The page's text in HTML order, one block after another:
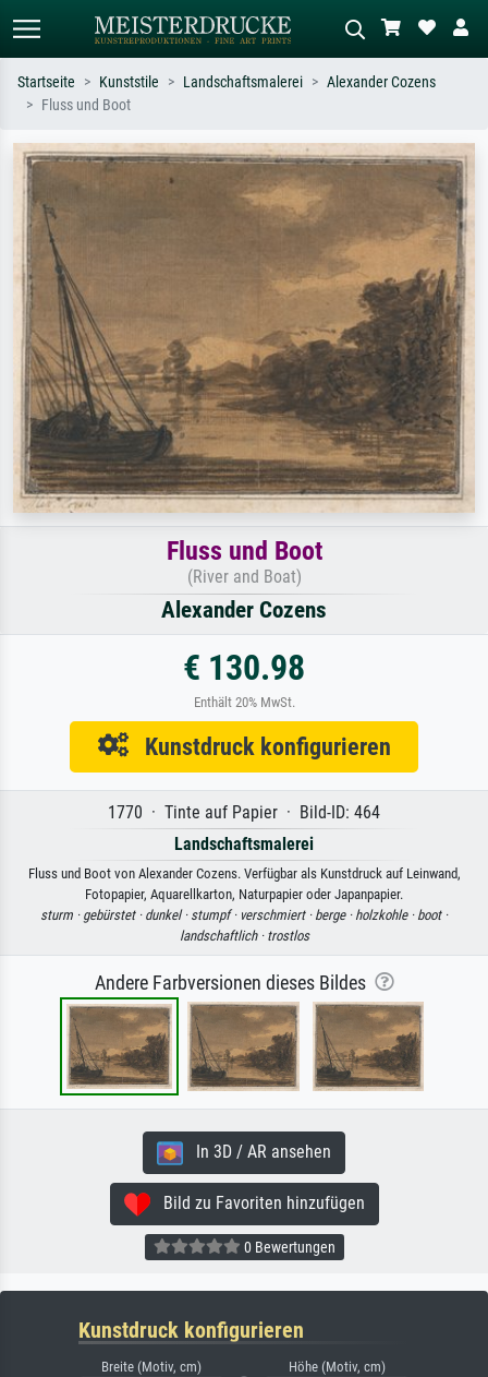
Suchen Sie nach Künstlern, Werktiteln
oder Stilen – z.B. Monet,
Sternennacht, Impressionismus, Welle
Beschreiben Sie die Szene – z.B. Grüne
Wiese, Abstrakt mit viel Rot, Dunkles
Ölgemälde, Stehender Akt neben einem
Startseite Kunststile Landschaftsmalerei
Alexander Cozens
Fluss und Boot
Fluss und Boot
(River and Boat)
Alexander Cozens
€ 130.98
Enthält 20% MwSt.
Kunstdruck konfigurieren
1770 · Tinte auf Papier · Bild-ID: 464
Landschaftsmalerei
Fluss und Boot von Alexander Cozens. Verfügbar als Kunstdruck auf Leinwand,
Fotopapier, Aquarellkarton, Naturpapier oder Japanpapier.
sturm · gebürstet · dunkel · stumpf · verschmiert · berge · holzkohle · boot ·
landschaftlich · trostlos
Andere Farbversionen dieses Bildes
In 3D / AR ansehen
Bild zu Favoriten hinzufügen
0 Bewertungen
Kunstdruck konfigurieren
Breite (Motiv, cm) Höhe (Motiv, cm)